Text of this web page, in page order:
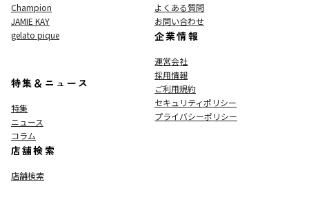
Champion
JAMIE KAY
gelato pique
特集＆ニュース
特集
ニュース
コラム
店舗検索
店舗検索
よくある質問
お問い合わせ
企業情報
運営会社
採用情報
ご利用規約
セキュリティポリシー
プライバシーポリシー